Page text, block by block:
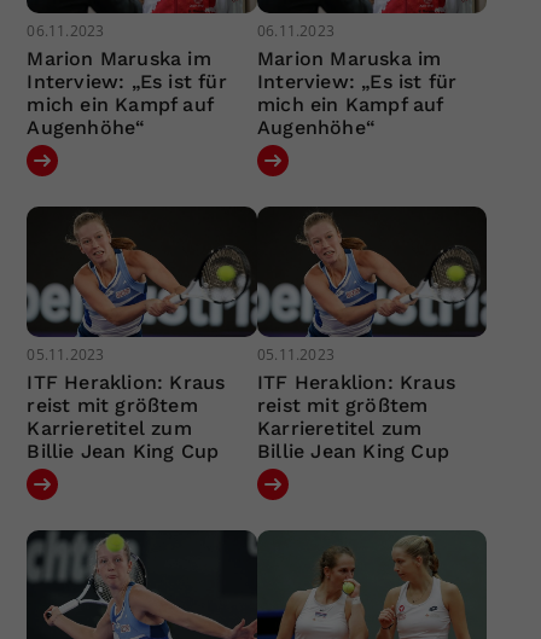
06.11.2023
Marion Maruska im
Interview: „Es ist für
mich ein Kampf auf
Augenhöhe“
06.11.2023
Marion Maruska im
Interview: „Es ist für
mich ein Kampf auf
Augenhöhe“
05.11.2023
ITF Heraklion: Kraus
reist mit größtem
Karrieretitel zum
Billie Jean King Cup
05.11.2023
ITF Heraklion: Kraus
reist mit größtem
Karrieretitel zum
Billie Jean King Cup